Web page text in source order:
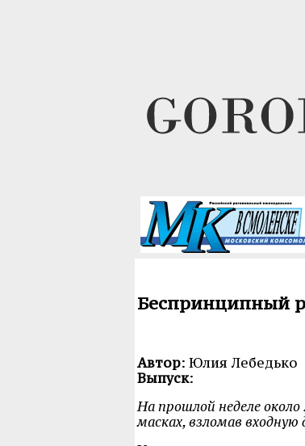
Беспринципный
Автор: Юлия Лебедько
Выпуск:
На прошлой неделе около
масках, взломав